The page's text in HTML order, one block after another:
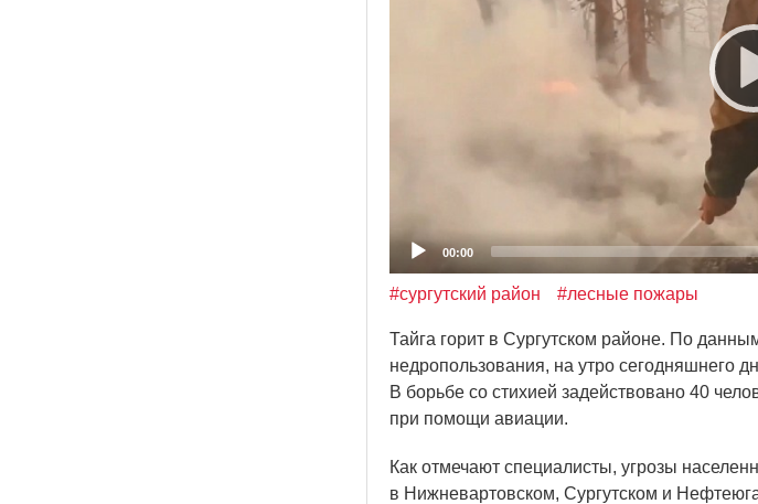
00:00
#сургутский район #лесные пожары
Тайга горит в Сургутском районе. По
недропользования, на утро сегодняшнего
В борьбе со стихией задействовано 40
при помощи авиации.
Как отмечают специалисты, угрозы
в Нижневартовском, Сургутском и